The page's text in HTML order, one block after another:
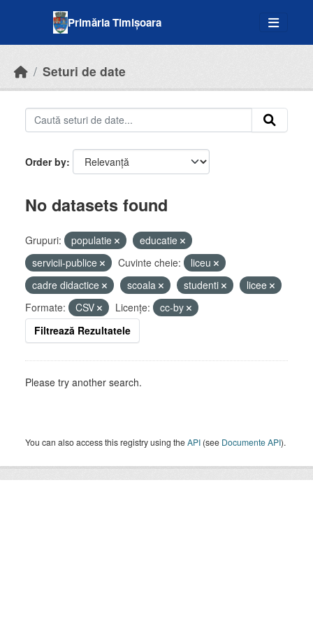
Primăria Timișoara
Seturi de date
Order by
No datasets found
Grupuri: populatie
educatie
servicii-publice
Cuvinte cheie:
liceu
cadre didactice
scoala studenti
licee
Formate:
CSV Licenţe:
cc-by
Filtrează Rezultatele
Please try another search.
You can also access this registry using theAPI (see Documente API).